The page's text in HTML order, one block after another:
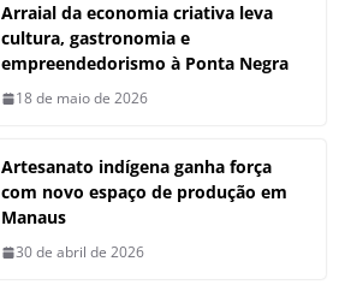
Arraial da economia criativa leva
cultura, gastronomia e
empreendedorismo à Ponta Negra
18 de maio de 2026
Artesanato indígena ganha força
com novo espaço de produção em
Manaus
30 de abril de 2026